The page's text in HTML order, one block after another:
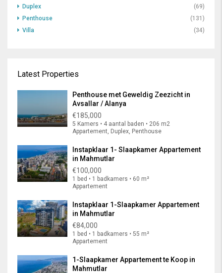
Duplex
(69)
Penthouse
(131)
Villa
(34)
Latest Properties
Penthouse met Geweldig Zeezicht in
Avsallar / Alanya
€185,000
5 Kamers • 4 aantal baden • 206 m2
Appartement, Duplex, Penthouse
Instapklaar 1- Slaapkamer Appartement
in Mahmutlar
€100,000
1 bed • 1 badkamers • 60 m²
Appartement
Instapklaar 1-Slaapkamer Appartement
in Mahmutlar
€84,000
1 bed • 1 badkamers • 55 m²
Appartement
1-Slaapkamer Appartement te Koop in
Mahmutlar